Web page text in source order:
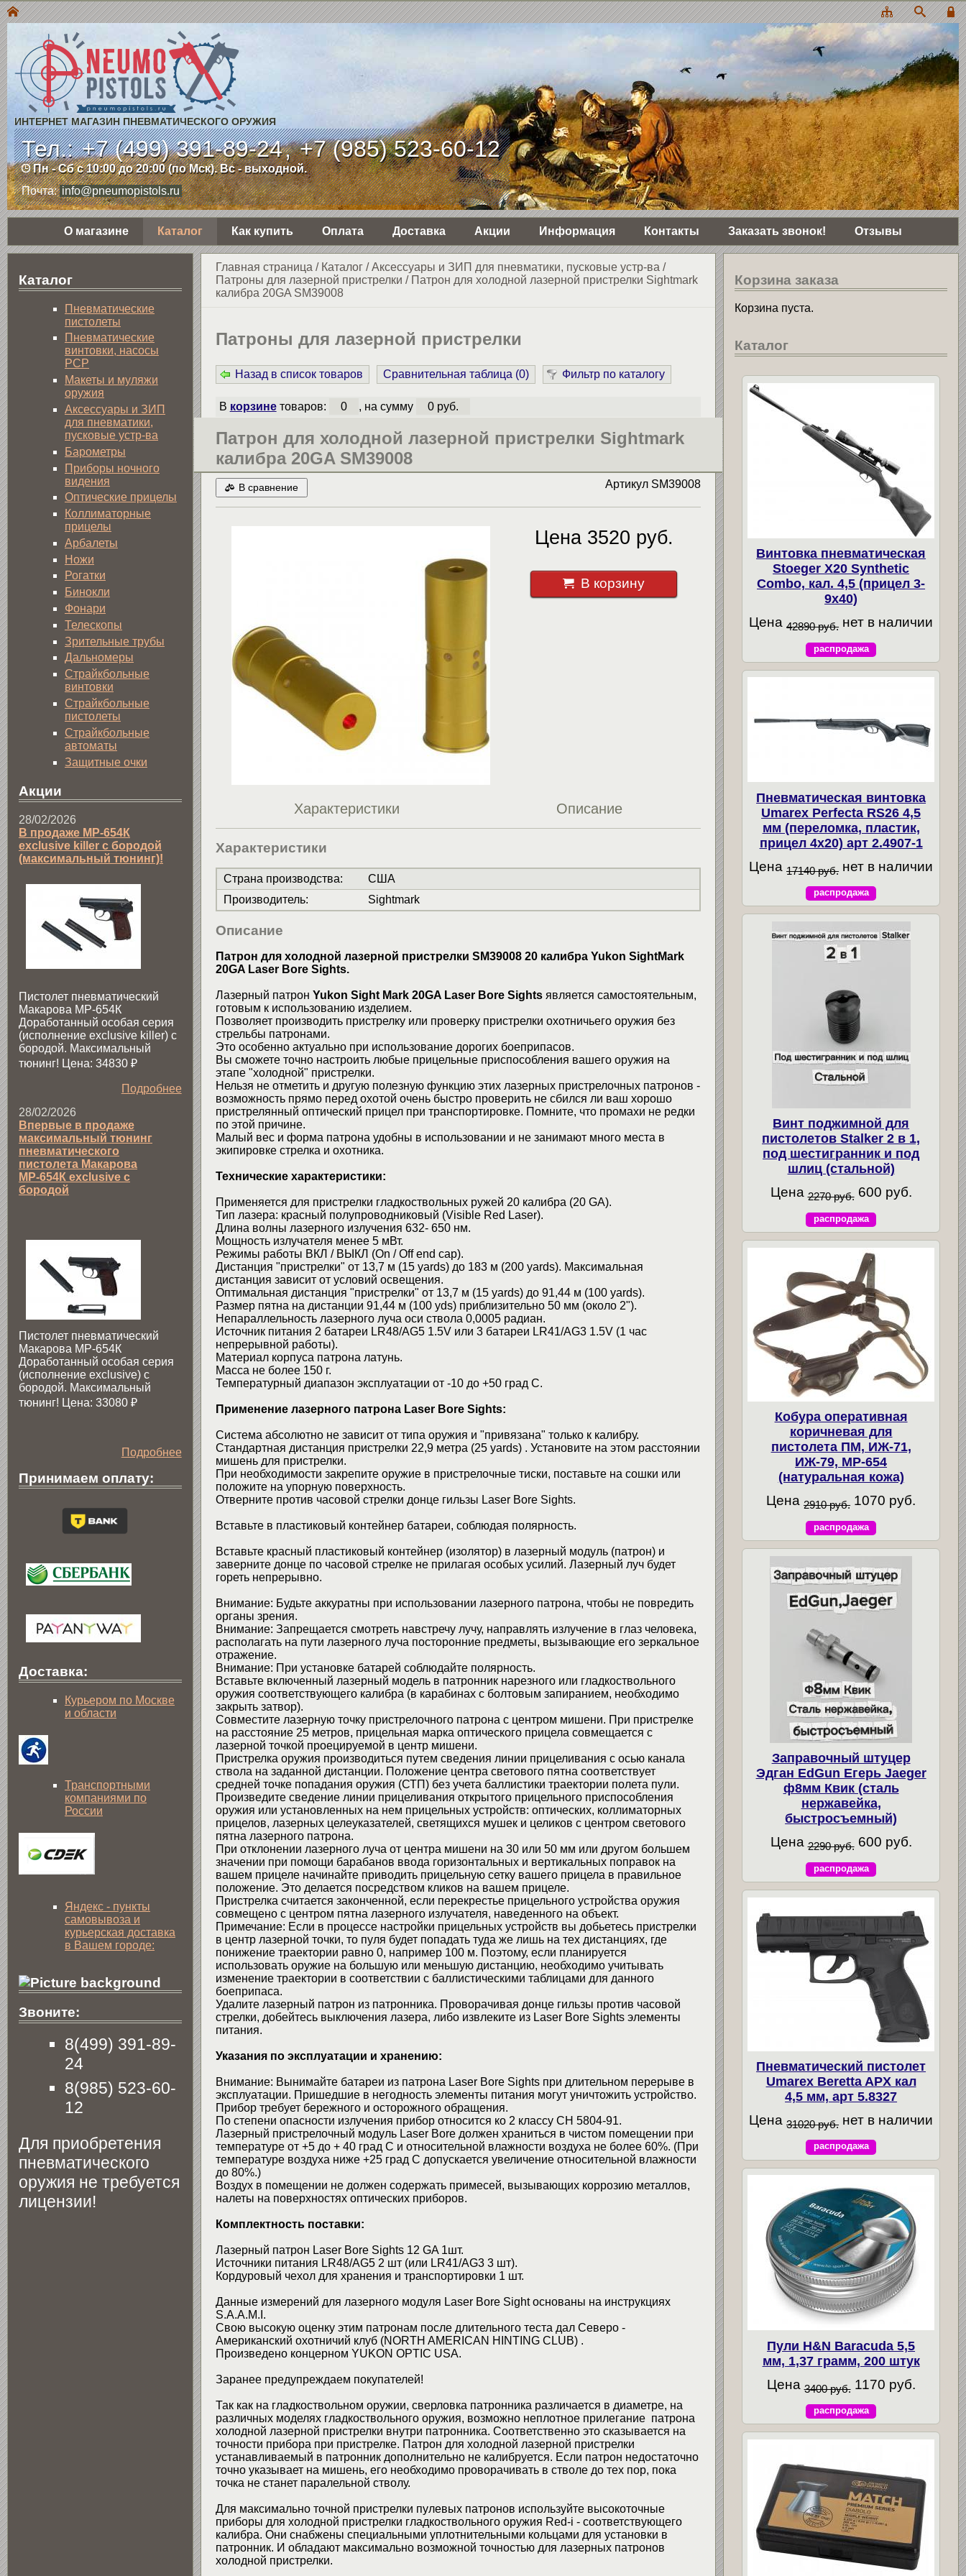
ИНТЕРНЕТ МАГАЗИН ПНЕВМАТИЧЕСКОГО ОРУЖИЯ
Тел.:+7 (499) 391-89-24,+7 (985) 523-60-12
Пн - Сб с 10:00 до 20:00 (по Мск). Вс - выходной.
Почта: info@pneumopistols.ru
О магазине Каталог Как купить Оплата Доставка Акции Информация Контакты Заказать звонок! Отзывы
Главная страница / Каталог/Аксессуары и ЗИП для пневматики, пусковые устр-ва /
Патроны для лазерной пристрелки / Патрон для холодной лазерной пристрелки Sightmark
калибра 20GA SM39008
Патроны для лазерной пристрелки
Назад в список товаров Сравнительная таблица (0) Фильтр по каталогу
В корзинетоваров: 0 , на сумму 0 руб.
Патрон для холодной лазерной пристрелки Sightmark
калибра 20GA SM39008
В сравнение Артикул SM39008
Цена 3520 руб.
В корзину
Характеристики Описание
Характеристики
Страна производства:
США
Производитель: Sightmark
Описание
Патрон для холодной лазерной пристрелки SM39008 20 калибра Yukon SightMark
20GA Laser Bore Sights.
Лазерный патрон Yukon Sight Mark 20GA Laser Bore Sights является самостоятельным,
готовым к использованию изделием.
Позволяет производить пристрелку или проверку пристрелки охотничьего оружия без
стрельбы патронами.
Это особенно актуально при использование дорогих боеприпасов.
Вы сможете точно настроить любые прицельные приспособления вашего оружия на
этапе "холодной" пристрелки.
Нельзя не отметить и другую полезную функцию этих лазерных пристрелочных патронов -
возможность прямо перед охотой очень быстро проверить не сбился ли ваш хорошо
пристрелянный оптический прицел при транспортировке. Помните, что промахи не редки
по этой причине.
Малый вес и форма патрона удобны в использовании и не занимают много места в
экипировке стрелка и охотника.
Технические характеристики:
Применяется для пристрелки гладкоствольных ружей 20 калибра (20 GA).
Тип лазера: красный полупроводниковый (Visible Red Laser).
Длина волны лазерного излучения 632- 650 нм.
Мощность излучателя менее 5 мВт.
Режимы работы ВКЛ / ВЫКЛ (On / Off end cap).
Дистанция "пристрелки" от 13,7 м (15 yards) до 183 м (200 yards). Максимальная
дистанция зависит от условий освещения.
Оптимальная дистанция "пристрелки" от 13,7 м (15 yards) до 91,44 м (100 yards).
Размер пятна на дистанции 91,44 м (100 yds) приблизительно 50 мм (около 2").
Непараллельность лазерного луча оси ствола 0,0005 радиан.
Источник питания 2 батареи LR48/AG5 1.5V или 3 батареи LR41/AG3 1.5V (1 час
непрерывной работы).
Материал корпуса патрона латунь.
Масса не более 150 г.
Температурный диапазон эксплуатации от -10 до +50 град C.
Применение лазерного патрона Laser Bore Sights:
Система абсолютно не зависит от типа оружия и "привязана" только к калибру.
Стандартная дистанция пристрелки 22,9 метра (25 yards) . Установите на этом расстоянии
мишень для пристрелки.
При необходимости закрепите оружие в пристрелочные тиски, поставьте на сошки или
положите на упорную поверхность.
Отверните против часовой стрелки донце гильзы Laser Bore Sights.
Вставьте в пластиковый контейнер батареи, соблюдая полярность.
Вставьте красный пластиковый контейнер (изолятор) в лазерный модуль (патрон) и
заверните донце по часовой стрелке не прилагая особых усилий. Лазерный луч будет
гореть непрерывно.
Внимание: Будьте аккуратны при использовании лазерного патрона, чтобы не повредить
органы зрения.
Внимание: Запрещается смотреть навстречу лучу, направлять излучение в глаз человека,
располагать на пути лазерного луча посторонние предметы, вызывающие его зеркальное
отражение.
Внимание: При установке батарей соблюдайте полярность.
Вставьте включенный лазерный модель в патронник нарезного или гладкоствольного
оружия соответствующего калибра (в карабинах с болтовым запиранием, необходимо
закрыть затвор).
Совместите лазерную точку пристрелочного патрона с центром мишени. При пристрелке
на расстояние 25 метров, прицельная марка оптического прицела совмещается с
лазерной точкой проецируемой в центр мишени.
Пристрелка оружия производиться путем сведения линии прицеливания с осью канала
ствола на заданной дистанции. Положение центра светового пятна соответствует
средней точке попадания оружия (СТП) без учета баллистики траектории полета пули.
Произведите сведение линии прицеливания открытого прицельного приспособления
оружия или установленных на нем прицельных устройств: оптических, коллиматорных
прицелов, лазерных целеуказателей, светящихся мушек и целиков с центром светового
пятна лазерного патрона.
При отклонении лазерного луча от центра мишени на 30 или 50 мм или другом большем
значении при помощи барабанов ввода горизонтальных и вертикальных поправок на
вашем прицеле начинайте приводить прицельную сетку вашего прицела в правильное
положение. Это делается посредством кликов на вашем прицеле.
Пристрелка считается законченной, если перекрестье прицельного устройства оружия
совмещено с центром пятна лазерного излучателя, наведенного на объект.
Примечание: Если в процессе настройки прицельных устройств вы добьетесь пристрелки
в центр лазерной точки, то пуля будет попадать туда же лишь на тех дистанциях, где
понижение траектории равно 0, например 100 м. Поэтому, если планируется
использовать оружие на большую или меньшую дистанцию, необходимо учитывать
изменение траектории в соответствии с баллистическими таблицами для данного
боеприпаса.
Удалите лазерный патрон из патронника. Проворачивая донце гильзы против часовой
стрелки, добейтесь выключения лазера, либо извлеките из Laser Bore Sights элементы
питания.
Указания по эксплуатации и хранению:
Внимание: Вынимайте батареи из патрона Laser Bore Sights при длительном перерыве в
эксплуатации. Пришедшие в негодность элементы питания могут уничтожить устройство.
Прибор требует бережного и осторожного обращения.
По степени опасности излучения прибор относится ко 2 классу СН 5804-91.
Лазерный пристрелочный модуль Laser Bore должен храниться в чистом помещении при
температуре от +5 до + 40 град С и относительной влажности воздуха не более 60%. (При
температуре воздуха ниже +25 град С допускается увеличение относительной влажности
до 80%.)
Воздух в помещении не должен содержать примесей, вызывающих коррозию металлов,
налеты на поверхностях оптических приборов.
Комплектность поставки:
Лазерный патрон Laser Bore Sights 12 GA 1шт.
Источники питания LR48/AG5 2 шт (или LR41/AG3 3 шт).
Кордуровый чехол для хранения и транспортировки 1 шт.
Данные измерений для лазерного модуля Laser Bore Sight основаны на инструкциях
S.A.A.M.I.
Свою высокую оценку этим патронам после длительного теста дал Северо -
Американский охотничий клуб (NORTH AMERICAN HINTING CLUB) .
Произведено концерном YUKON OPTIC USA.
Заранее предупреждаем покупателей!
Так как на гладкоствольном оружии, сверловка патронника различается в диаметре, на
различных моделях гладкоствольного оружия, возможно неплотное прилегание патрона
холодной лазерной пристрелки внутри патронника. Соответственно это сказывается на
точности прибора при пристрелке. Патрон для холодной лазерной пристрелки
устанавливаемый в патронник дополнительно не калибруется. Если патрон недостаточно
точно указывает на мишень, его необходимо проворачивать в стволе до тех пор, пока
точка не станет паралельной стволу.
Для максимально точной пристрелки пулевых патронов используйте высокоточные
приборы для холодной пристрелки гладкоствольного оружия Red-i - соответствующего
калибра. Они снабжены специальными уплотнительными кольцами для установки в
патронник. И обладают максимально возможной точностью для лазерных патронов
холодной пристрелки.
Каталог
Пнев­ма­ти­чес­кие
пистолеты
Пневматические
винтовки, насосы
PCP
Макеты и муляжи
оружия
Аксессуары и ЗИП
для пневматики,
пусковые устр-ва
Барометры
Приборы ночного
видения
Оптические прицелы
Коллиматорные
прицелы
Арбалеты
Ножи
Рогатки
Бинокли
Фонари
Телескопы
Зрительные трубы
Дальномеры
Страйкбольные
винтовки
Страйкбольные
пистолеты
Страйкбольные
автоматы
Защитные очки
Акции
28/02/2026
В продаже МР-654К
exclusive killer с бородой
(максимальный тюнинг)!
Пистолет пневматический
Макарова МР-654К
Доработанный особая серия
(исполнение exclusive killer) с
бородой. Максимальный
тюнинг! Цена: 34830 ₽
Подробнее
28/02/2026
Впервые в продаже
максимальный тюнинг
пневматического
пистолета Макарова
МР-654К exclusive с
бородой
Пистолет пневматический
Макарова МР-654К
Доработанный особая серия
(исполнение exclusive) c
бородой. Максимальный
тюнинг! Цена: 33080 ₽
Подробнее
Принимаем оплату:
Доставка:
Курьером по Москве
и области
Транспортными
компаниями по
России
Яндекс - пункты
самовывоза и
курьерская доставка
в Вашем городе:
Звоните:
8(499) 391-89-
24
8(985) 523-60-
12
Для приобретения
пневматического
оружия не требуется
лицензии!
Корзина заказа
Корзина пуста.
Каталог
Винтовка пневматическая
Stoeger X20 Synthetic
Combo, кал. 4,5 (прицел 3-
9х40)
Цена 42890 руб. нет в наличии
распродажа
Пневматическая винтовка
Umarex Perfecta RS26 4,5
мм (переломка, пластик,
прицел 4x20) арт 2.4907-1
Цена 17140 руб. нет в наличии
распродажа
Винт поджимной для
пистолетов Stalker 2 в 1,
под шестигранник и под
шлиц (стальной)
Цена 2270 руб. 600 руб.
распродажа
Кобура оперативная
коричневая для
пистолета ПМ, ИЖ-71,
ИЖ-79, МР-654
(натуральная кожа)
Цена 2910 руб. 1070 руб.
распродажа
Заправочный штуцер
Эдган EdGun Егерь Jaeger
ф8мм Квик (сталь
нержавейка,
быстросъемный)
Цена 2290 руб. 600 руб.
распродажа
Пневматический пистолет
Umarex Beretta APX кал
4,5 мм, арт 5.8327
Цена31020 руб. нет в наличии
распродажа
Пули H&N Baracuda 5,5
мм, 1,37 грамм, 200 штук
Цена 3400 руб. 1170 руб.
распродажа